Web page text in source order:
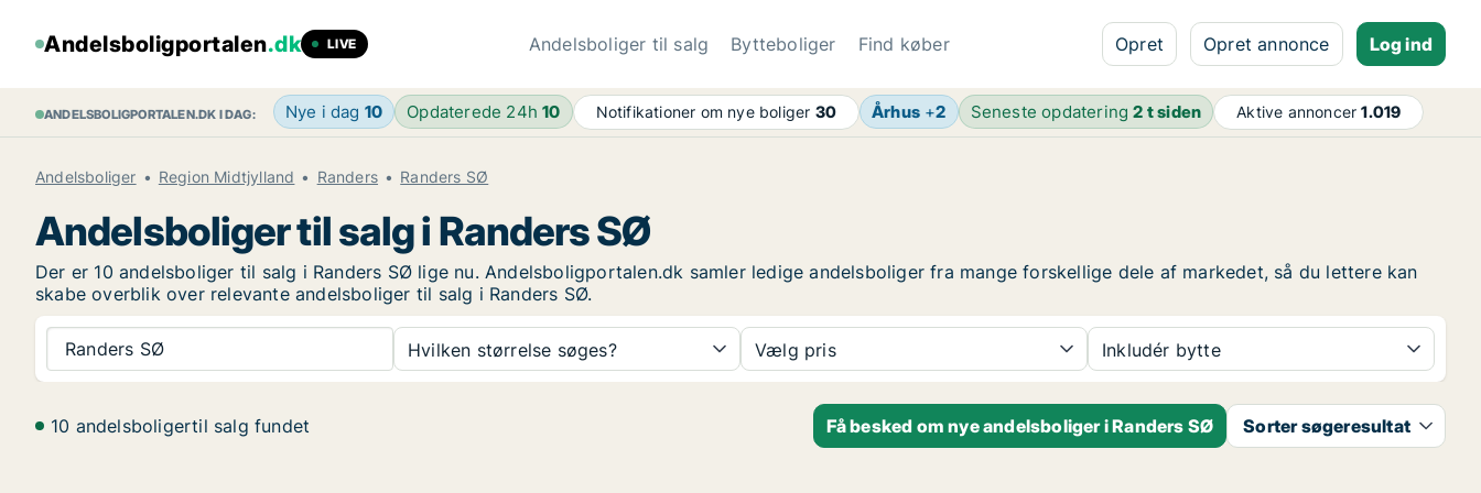
Andelsboligportalen.dk LIVE Andelsboliger til salg Bytteboliger Find køber Opret Opret annonce Log ind
ANDELSBOLIGPORTALEN.DK I DAG: Nye i dag 10 Opdaterede 24h10 Notifikationer om nye boliger 30 Århus +2 Seneste opdatering2 t siden Aktive annoncer1.019
Andelsboliger Region Midtjylland Randers Randers SØ
Andelsboliger til salg i Randers SØ
Der er 10 andelsboliger til salg i Randers SØ lige nu. Andelsboligportalen.dk samler ledige andelsboliger fra mange forskellige dele af markedet, så du lettere kan
skabe overblik over relevante andelsboliger til salg i Randers SØ.
Randers SØ Hvilken størrelse søges? Vælg pris Inkludér bytte
10 andelsboligertil salg fundet Få besked om nye andelsboliger i Randers SØ Sorter søgeresultat